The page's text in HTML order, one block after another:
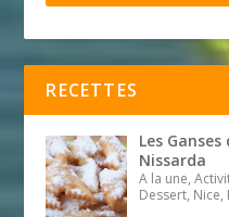
RECETTES
Les
Nissarda
A la une,
Dessert, Nice,